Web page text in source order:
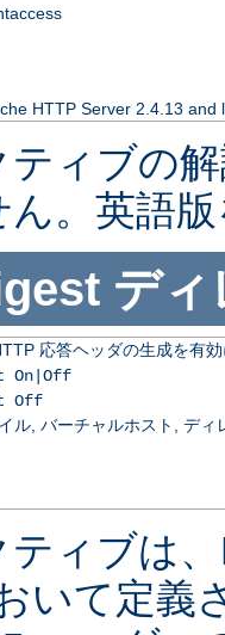
HTTP Server 2.4.13 and
ィブの
ん。英語
ディ
応答ヘッダの生成を有
On|Off
Off
ル, バーチャルホスト, ディ
ィブは
いて定義